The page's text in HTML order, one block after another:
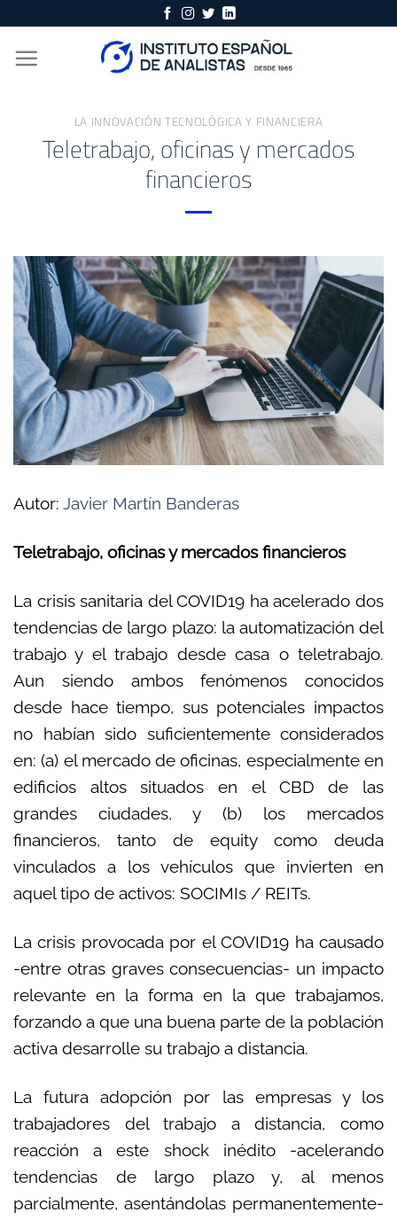
content
LA INNOVACIÓN TECNOLÓGICA Y FINANCIERA
Teletrabajo, oficinas y mercados
financieros
Autor: Javier Martín Banderas
Teletrabajo, oficinas y mercados financieros
La crisis sanitaria del COVID19 ha acelerado dos
tendencias de largo plazo: la automatización del
trabajo y el trabajo desde casa o teletrabajo.
Aun siendo ambos fenómenos conocidos
desde hace tiempo, sus potenciales impactos
no habían sido suficientemente considerados
en: (a) el mercado de oficinas, especialmente en
edificios altos situados en el CBD de las
grandes ciudades, y (b) los mercados
financieros, tanto de equity como deuda
vinculados a los vehículos que invierten en
aquel tipo de activos: SOCIMIs / REITs.
La crisis provocada por el COVID19 ha causado
-entre otras graves consecuencias- un impacto
relevante en la forma en la que trabajamos,
forzando a que una buena parte de la población
activa desarrolle su trabajo a distancia.
La futura adopción por las empresas y los
trabajadores del trabajo a distancia, como
reacción a este shock inédito -acelerando
tendencias de largo plazo y, al menos
parcialmente, asentándolas permanentemente-